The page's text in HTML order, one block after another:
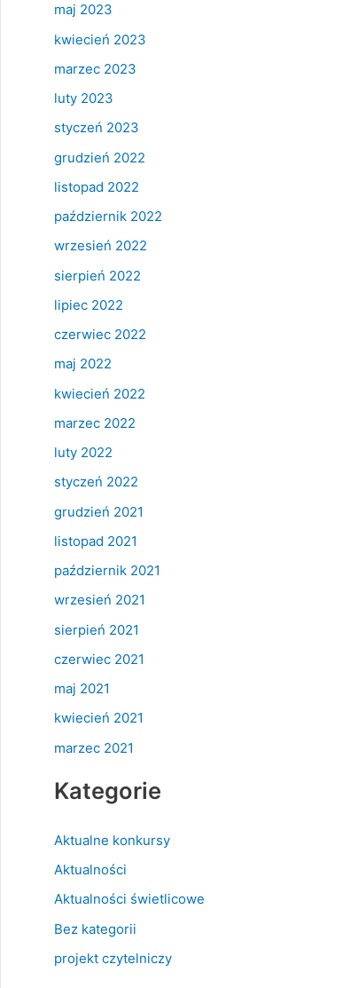
maj 2023
kwiecień 2023
marzec 2023
luty 2023
styczeń 2023
grudzień 2022
listopad 2022
październik 2022
wrzesień 2022
sierpień 2022
lipiec 2022
czerwiec 2022
maj 2022
kwiecień 2022
marzec 2022
luty 2022
styczeń 2022
grudzień 2021
listopad 2021
październik 2021
wrzesień 2021
sierpień 2021
czerwiec 2021
maj 2021
kwiecień 2021
marzec 2021
Kategorie
Aktualne konkursy
Aktualności
Aktualności świetlicowe
Bez kategorii
projekt czytelniczy